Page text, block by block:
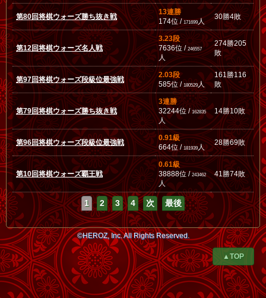
第80回将棋ウォーズ勝ち抜き戦
13連勝
174位 /171699人
30勝4敗
第12回将棋ウォーズ名人戦
3.23段
7636位 /246557
人
274勝205
敗
第97回将棋ウォーズ段級位最強戦
2.03段
585位 /180529人
161勝116
敗
第79回将棋ウォーズ勝ち抜き戦
3連勝
32244位 /162835
人
14勝10敗
第96回将棋ウォーズ段級位最強戦
0.91級
664位 /181939人
28勝69敗
第10回将棋ウォーズ覇王戦
0.61級
38888位 /243462
人
41勝74敗
1 2 3 4 次 最後
©HEROZ, Inc. All Rights Reserved.
▲TOP